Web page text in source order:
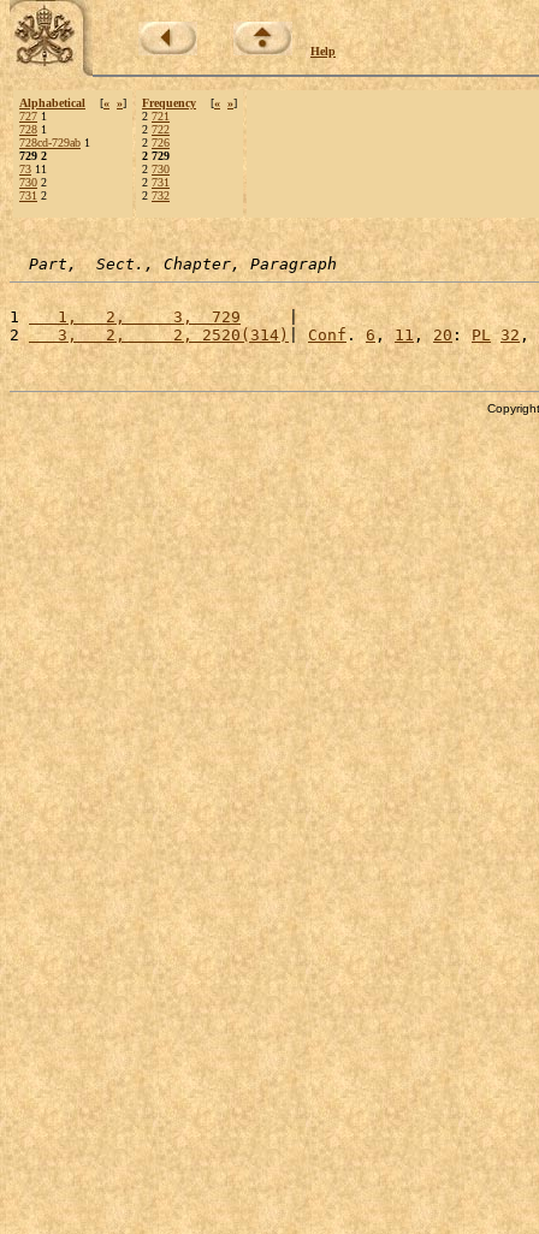
Help
Alphabetical [« »]
727 1
728 1
728cd-729ab 1
729 2
73 11
730 2
731 2
Frequency [« »]
2 721
2 722
2 726
2 729
2 730
2 731
2 732
Part,  Sect., Chapter, Paragraph
1
   1,   2,     3,  729
     |
2
   3,   2,     2, 2520(314)
Conf. 6 , 11, 20 : PL 32 ,